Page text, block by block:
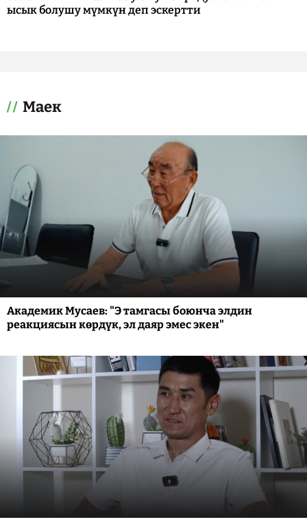
ысык болушу мүмкүн деп эскертти
Маек
Академик Мусаев: "Э тамгасы боюнча элдин
реакциясын көрдүк, эл даяр эмес экен"